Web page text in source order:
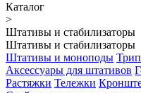
Каталог
>
Штативы и стабилизаторы
Штативы и стабилизаторы
Штативы и моноподы
Аксессуары для штативов
Растяжки Тележки